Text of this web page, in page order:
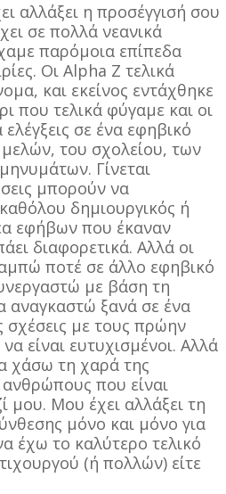
αλλάξει η προσέγγισή σου
σε πολλά νεανικά
παρόμοια επίπεδα
Οι Alpha Z τελικά
και εκείνος εντάχθηκε
που τελικά φύγαμε και οι
σε ένα εφηβικό
του σχολείου, των
Γίνεται
μπορούν να
δημιουργικός ή
εφήβων που έκαναν
διαφορετικά. Αλλά οι
ποτέ σε άλλο εφηβικό
με βάση τη
αναγκαστώ ξανά σε ένα
με τους πρώην
είναι ευτυχισμένοι. Αλλά
χάσω τη χαρά της
που είναι
μου. Μου έχει αλλάξει τη
μόνο και μόνο για
έχω το καλύτερο τελικό
(ή πολλών) είτε